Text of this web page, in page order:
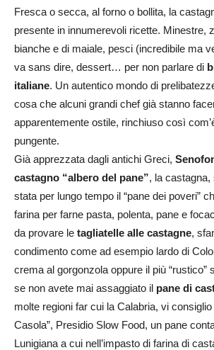
Fresca o secca, al forno o bollita, la
presente in innumerevoli ricette. Minestre,
bianche e di maiale, pesci (incredibile ma
va sans dire, dessert… per non parlare di
italiane. Un autentico mondo di
cosa che alcuni grandi chef già stanno
apparentemente ostile, rinchiuso così
pungente.
Già apprezzata dagli antichi Greci,
castagno “albero del pane”, la castagna,
stata per lungo tempo il “pane dei poveri”
farina per farne pasta, polenta, pane e
da provare le tagliatelle alle castagne,
condimento come ad esempio lardo di
crema al gorgonzola oppure il più “rustico”
se non avete mai assaggiato il pane di
molte regioni far cui la Calabria, vi
Casola”, Presidio Slow Food, un pane
Lunigiana a cui nell’impasto di farina di